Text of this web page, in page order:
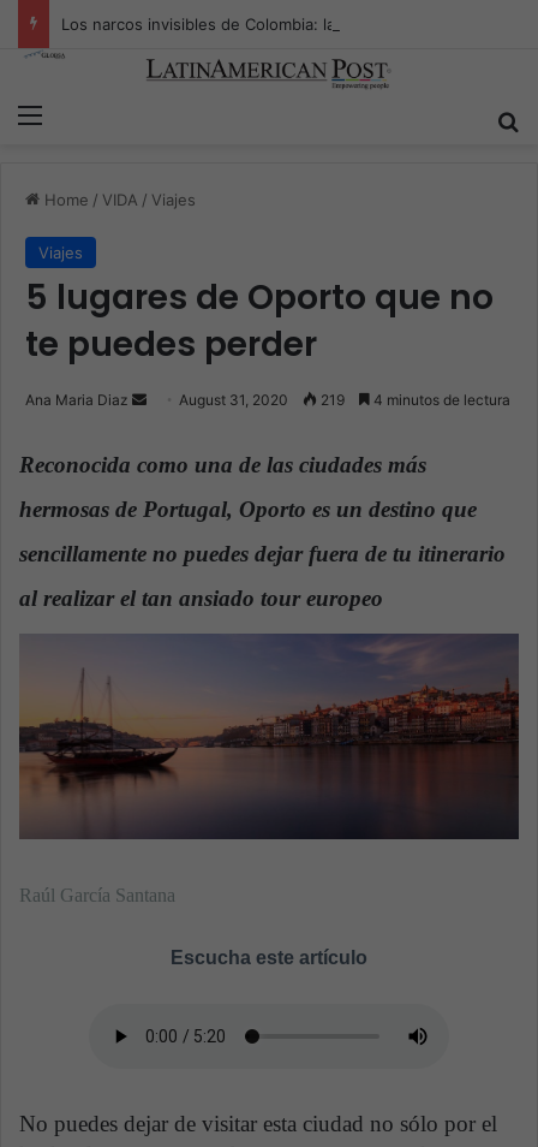
Home / VIDA / Viajes
Viajes
5 lugares de Oporto que no
te puedes perder
Ana Maria Diaz
n
a
m
a
August 31, 2020 219 4 minutos de lectura
Reconocida como una de las ciudades más
hermosas de Portugal, Oporto es un destino que
sencillamente no puedes dejar fuera de tu itinerario
al realizar el tan ansiado tour europeo
Raúl García Santana
Escucha este artículo
No puedes dejar de visitar esta ciudad no sólo por el